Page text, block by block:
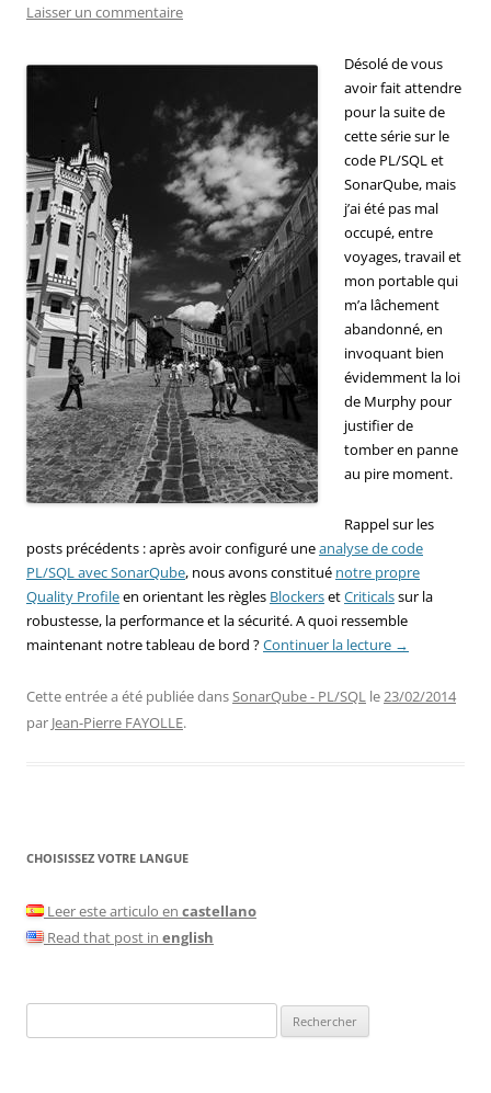
Laisser un commentaire
Désolé de vous
avoir fait attendre
pour la suite de
cette série sur le
code PL/SQL et
SonarQube, mais
j’ai été pas mal
occupé, entre
voyages, travail et
mon portable qui
m’a lâchement
abandonné, en
invoquant bien
évidemment la loi
de Murphy pour
justifier de
tomber en panne
au pire moment.
Rappel sur les
posts précédents : après avoir configuré uneanalyse de code
PL/SQL avec SonarQube, nous avons constitué notre propre
Quality Profileen orientant les règles BlockersetCriticalssur la
robustesse, la performance et la sécurité. A quoi ressemble
maintenant notre tableau de bord ?Continuer la lecture →
Cette entrée a été publiée dansSonarQube - PL/SQL le23/02/2014
par Jean-Pierre FAYOLLE.
CHOISISSEZ VOTRE LANGUE
Leer este articulo en castellano
Read that post in english